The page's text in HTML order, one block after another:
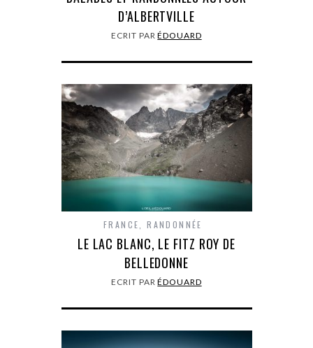
D’ALBERTVILLE
ECRIT PARÉDOUARD
FRANCE,RANDONNÉE
LE LAC BLANC, LE FITZ ROY DE
BELLEDONNE
ECRIT PARÉDOUARD